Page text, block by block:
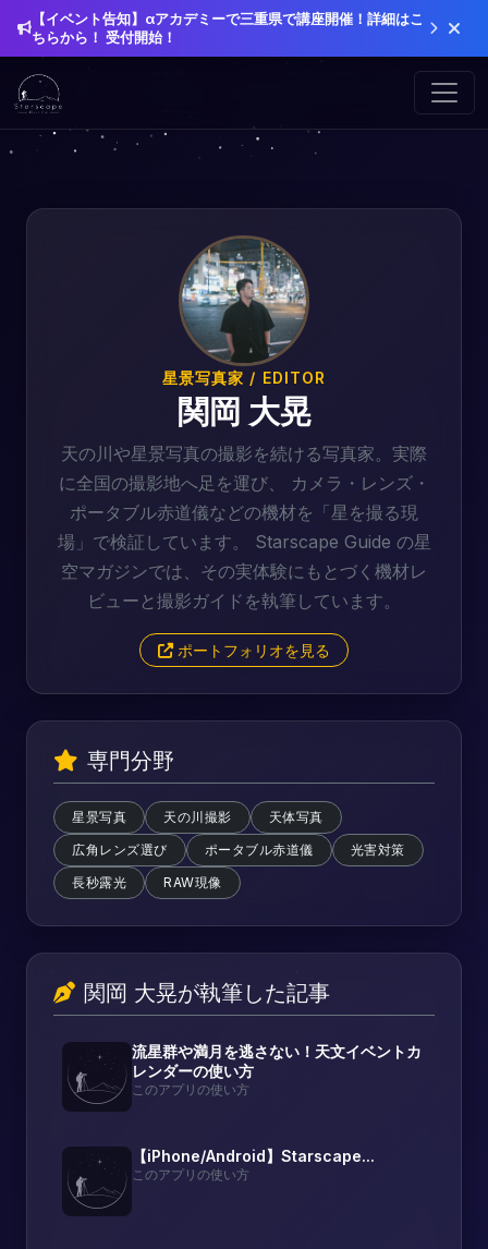
【イベント告知】αアカデミーで三重県で講座開催！詳細はこ
ちらから！ 受付開始！
星景写真家 / EDITOR
関岡 大晃
天の川や星景写真の撮影を続ける写真家。実際
に全国の撮影地へ足を運び、 カメラ・レンズ・
ポータブル赤道儀などの機材を「星を撮る現
場」で検証しています。 Starscape Guide の星
空マガジンでは、その実体験にもとづく機材レ
ビューと撮影ガイドを執筆しています。
ポートフォリオを見る
専門分野
星景写真 天の川撮影
天体写真
広角レンズ選び
ポータブル赤道儀
光害対策
長秒露光
RAW現像
関岡 大晃が執筆した記事
流星群や満月を逃さない！天文イベントカ
レンダーの使い方
このアプリの使い方
【iPhone/Android】Starscape...
このアプリの使い方